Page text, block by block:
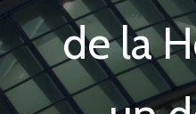
de la